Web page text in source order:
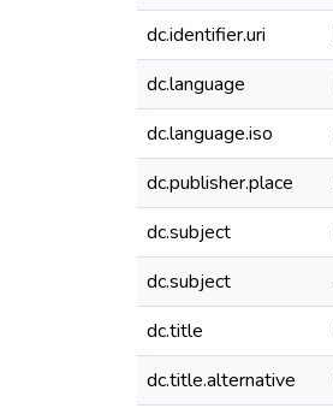
dc.identifier.uri
dc.language
dc.language.iso
dc.publisher.place
dc.subject
dc.subject
dc.title
dc.title.alternative